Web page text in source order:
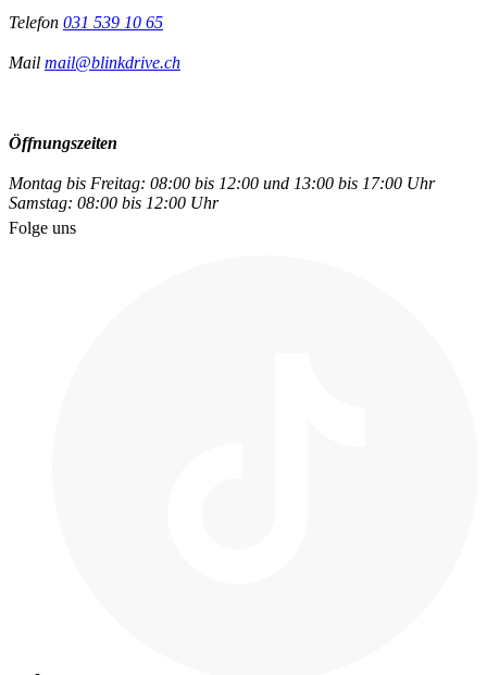
Telefon 031 539 10 65
Mail mail@blinkdrive.ch
Öffnungszeiten
Montag bis Freitag: 08:00 bis 12:00 und 13:00 bis 17:00 Uhr
Samstag: 08:00 bis 12:00 Uhr
Folge uns